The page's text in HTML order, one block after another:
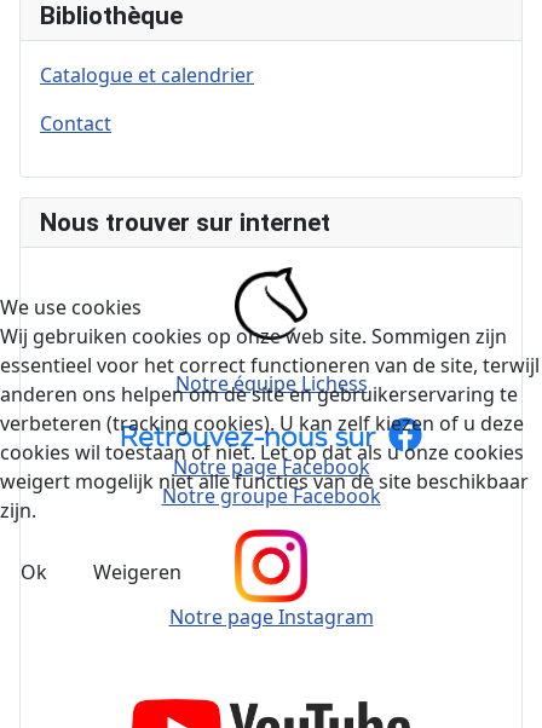
Bibliothèque
Catalogue et calendrier
Contact
Nous trouver sur internet
Notre équipe Lichess
Notre page Facebook
Notre groupe Facebook
Notre page Instagram
We use cookies
Wij gebruiken cookies op onze web site. Sommigen zijn
essentieel voor het correct functioneren van de site, terwijl
anderen ons helpen om de site en gebruikerservaring te
verbeteren (tracking cookies). U kan zelf kiezen of u deze
cookies wil toestaan of niet. Let op dat als u onze cookies
weigert mogelijk niet alle functies van de site beschikbaar
zijn.
Ok Weigeren